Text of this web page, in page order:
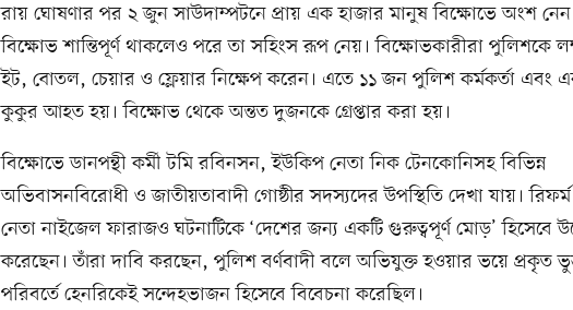
রায় ঘোষণার পর ২ জুন সাউদাম্পটনে প্রায় এক হাজার মানুষ বিক্ষোভে অংশ
বিক্ষোভ শান্তিপূর্ণ থাকলেও পরে তা সহিংস রূপ নেয়। বিক্ষোভকারীরা পুলিশকে
ইট, বোতল, চেয়ার ও ফ্লেয়ার নিক্ষেপ করেন। এতে ১১ জন পুলিশ কর্মকর্তা এবং
কুকুর আহত হয়। বিক্ষোভ থেকে অন্তত দুজনকে গ্রেপ্তার করা হয়।
বিক্ষোভে ডানপন্থী কর্মী টমি রবিনসন, ইউকিপ নেতা নিক টেনকোনিসহ বিভিন্ন
অভিবাসনবিরোধী ও জাতীয়তাবাদী গোষ্ঠীর সদস্যদের উপস্থিতি দেখা যায়।
নেতা নাইজেল ফারাজও ঘটনাটিকে ‘দেশের জন্য একটি গুরুত্বপূর্ণ মোড়’ হিসেবে
করেছেন। তাঁরা দাবি করছেন, পুলিশ বর্ণবাদী বলে অভিযুক্ত হওয়ার ভয়ে প্রকৃত
পরিবর্তে হেনরিকেই সন্দেহভাজন হিসেবে বিবেচনা করেছিল।